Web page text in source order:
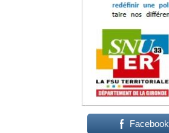
Facebook